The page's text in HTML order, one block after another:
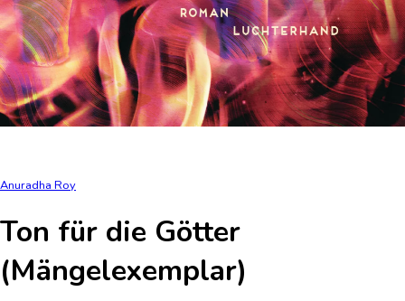
Anuradha Roy
Ton für die Götter
(Mängelexemplar)